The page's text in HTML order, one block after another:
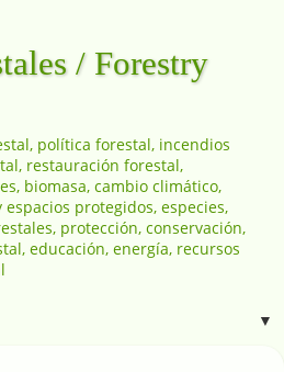
/ Forestry
política forestal, incendios
restauración forestal,
biomasa, cambio climático,
protegidos, especies,
protección, conservación,
educación, energía, recursos
▼